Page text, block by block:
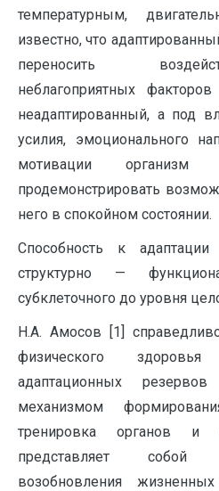
температурным,
известно, что
переносить
неблагоприятных
неадаптированный, а под
усилия, эмоционального
мотивации организм
продемонстрировать
него в спокойном состоянии.
Способность к
структурно —
субклеточного до уровня
Н.А. Амосов [1]
физи­ческого
адаптационных
механизмом
тренировка органов и
представляет
возобновления